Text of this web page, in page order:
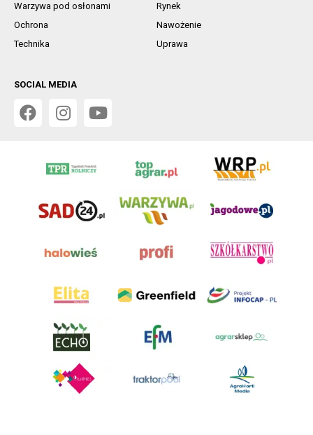
Warzywa pod osłonami
Rynek
Ochrona
Nawożenie
Technika
Uprawa
SOCIAL MEDIA